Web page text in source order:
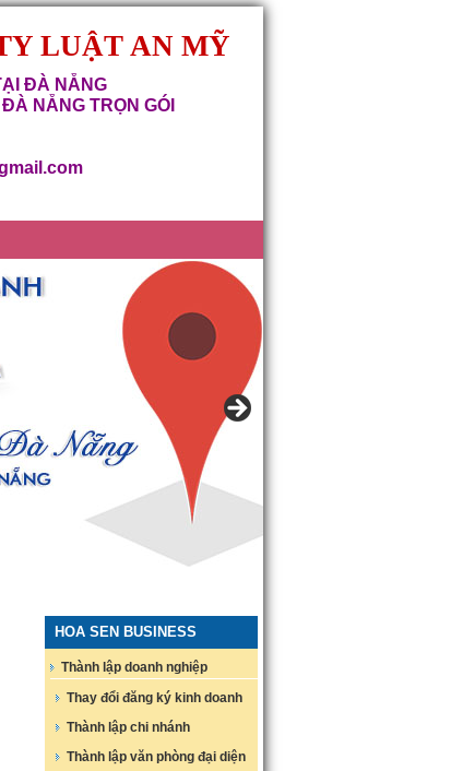
LUẬT AN MỸ
ĐÀ NẴNG
NẴNG TRỌN GÓI
HOA SEN BUSINESS
Thành lập doanh nghiệp
Thay đổi đăng ký kinh doanh
Thành lập chi nhánh
Thành lập văn phòng đại diện